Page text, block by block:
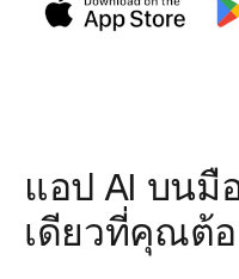
แอป AI บนมื
เดียวที่คุณต้อ